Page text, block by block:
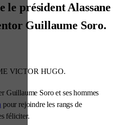
le président Alassane
Guillaume Soro.
VICTOR HUGO.
Guillaume Soro et ses hommes
pour rejoindre les rangs de
féliciter.